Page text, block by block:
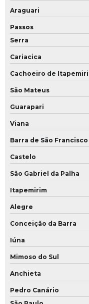
Camiseta uniforme
Uniforme de brim manga
Araguari
Passos
Serra
Cariacica
Cachoeiro de
São Mateus
Guarapari
Viana
Barra de São Francisco
Castelo
São Gabriel da Palha
Itapemirim
Alegre
Conceição da Barra
Iúna
Mimoso do Sul
Anchieta
Pedro Canário